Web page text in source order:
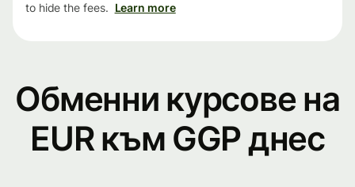
to hide the fees. Learn more
Обменни курсове на
EUR към GGP днес